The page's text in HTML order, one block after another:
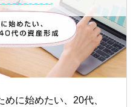
に始めたい、20代、